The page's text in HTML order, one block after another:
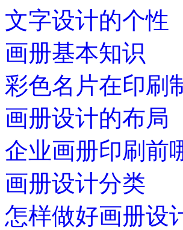
文字设计的个性
画册基本知识
彩色名片在印刷
画册设计的布局
企业画册印刷前
画册设计分类
怎样做好画册设